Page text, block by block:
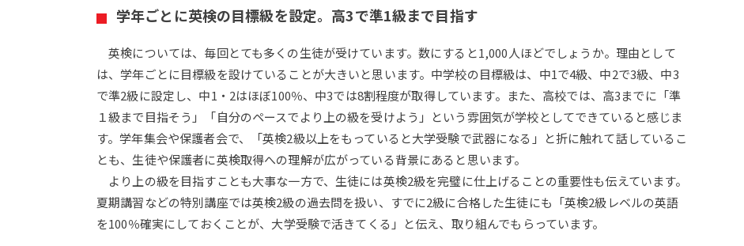
学年ごとに英検の目標級を設定。高3で準1級まで目指す
英検については、毎回とても多くの生徒が受けています。数にすると1,000人ほどでしょうか。理由として
は、学年ごとに目標級を設けていることが大きいと思います。中学校の目標級は、中1で4級、中2で3級、中3
で準2級に設定し、中1・2はほぼ100％、中3では8割程度が取得しています。また、高校では、高3までに「準
１級まで目指そう」「自分のペースでより上の級を受けよう」という雰囲気が学校としてできていると感じま
す。学年集会や保護者会で、「英検2級以上をもっていると大学受験で武器になる」と折に触れて話しているこ
とも、生徒や保護者に英検取得への理解が広がっている背景にあると思います。
より上の級を目指すことも大事な一方で、生徒には英検2級を完璧に仕上げることの重要性も伝えています。
夏期講習などの特別講座では英検2級の過去問を扱い、すでに2級に合格した生徒にも「英検2級レベルの英語
を100％確実にしておくことが、大学受験で活きてくる」と伝え、取り組んでもらっています。